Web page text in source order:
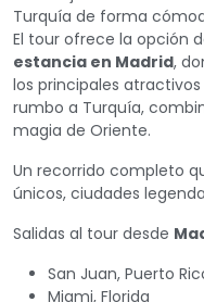
Turquía de forma
El tour ofrece la opción
estancia en Madrid,
los principales
rumbo a Turquía,
magia de Oriente.
Un recorrido completo
únicos, ciudades
Salidas al tour desde
San Juan, Puerto
Miami, Florida